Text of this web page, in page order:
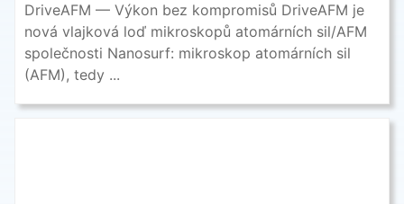
DriveAFM — Výkon bez kompromisů DriveAFM je
nová vlajková loď mikroskopů atomárních sil/AFM
společnosti Nanosurf: mikroskop atomárních sil
(AFM), tedy ...